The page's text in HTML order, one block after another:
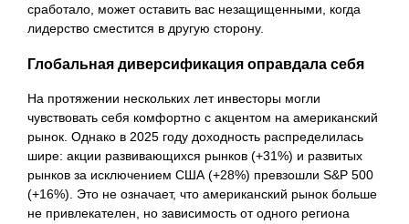
сработало, может оставить вас незащищенными, когда
лидерство сместится в другую сторону.
Глобальная диверсификация оправдала себя
На протяжении нескольких лет инвесторы могли
чувствовать себя комфортно с акцентом на американский
рынок. Однако в 2025 году доходность распределилась
шире: акции развивающихся рынков (+31%) и развитых
рынков за исключением США (+28%) превзошли S&P 500
(+16%). Это не означает, что американский рынок больше
не привлекателен, но зависимость от одного региона